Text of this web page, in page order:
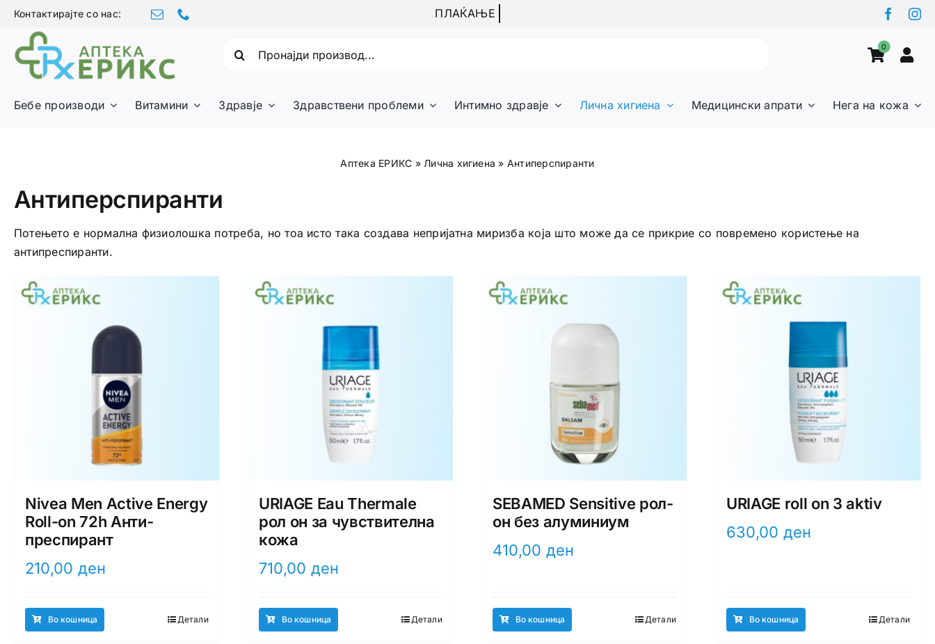
Skip
content
Контактирајте со нас:
0
Бебе производи Витамини Здравје Здравствени проблеми Интимно здравје Лична хигиена Медицински апрати Нега на кожа
Аптека ЕРИКС » Лична хигиена » Антиперспиранти
Антиперспиранти
Потењето е нормална физиолошка потреба, но тоа исто така создава непријатна миризба која што може да се прикрие со повремено користење на
антипреспиранти.
Nivea Men Active Energy
Roll-on 72h Анти-
преспирант
210,00 ден
Во кошница Детали
URIAGE Eau Thermale
рол он за чувствителна
кожа
710,00 ден
Во кошница Детали
SEBAMED Sensitive рол-
он без алуминиум
410,00 ден
Во кошница Детали
URIAGE roll on 3 aktiv
630,00 ден
Во кошница Детали